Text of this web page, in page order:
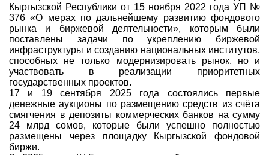
Кыргызской Республики от 15 ноября 2022 года УП №
376 «О мерах по дальнейшему развитию фондового
рынка и биржевой деятельности», которым были
поставлены задачи по укреплению биржевой
инфраструктуры и созданию национальных институтов,
способных не только модернизировать рынок, но и
участвовать в реализации приоритетных
государственных проектов.
17 и 19 сентября 2025 года состоялись первые
денежные аукционы по размещению средств из счёта
смягчения в депозиты коммерческих банков на сумму
24 млрд сомов, которые были успешно полностью
размещены через площадку Кыргызской фондовой
биржи.